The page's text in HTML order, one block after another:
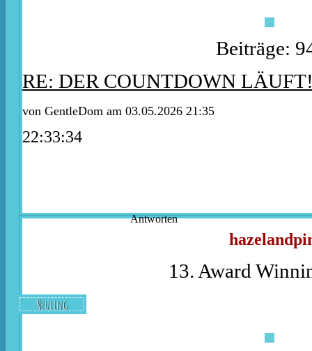
Beiträge:
RE: DER COUNTDOWN
von GentleDom am 03.05.2026 21:35
22:33:34
Antworten
13. Award
Neuling